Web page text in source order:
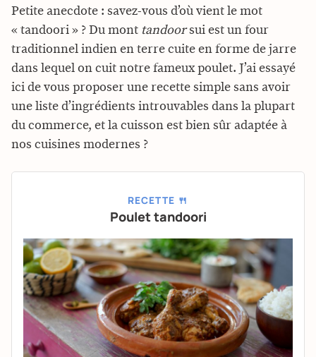
Petite anecdote : savez-vous d’où vient le mot
« tandoori » ? Du mont tandoorsui est un four
traditionnel indien en terre cuite en forme de jarre
dans lequel on cuit notre fameux poulet. J’ai essayé
ici de vous proposer une recette simple sans avoir
une liste d’ingrédients introuvables dans la plupart
du commerce, et la cuisson est bien sûr adaptée à
nos cuisines modernes ?
RECETTE 🍴
Poulet tandoori